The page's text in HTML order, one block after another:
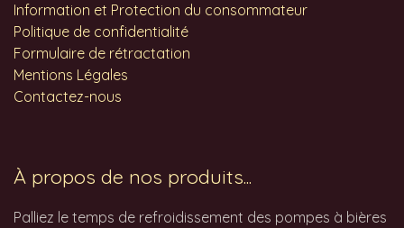
Information et Protection du consommateur
Politique de confidentialité
Formulaire de rétractation
Mentions Légales
Contactez-nous
À propos de nos produits...
Palliez le temps de refroidissement des pompes à bières